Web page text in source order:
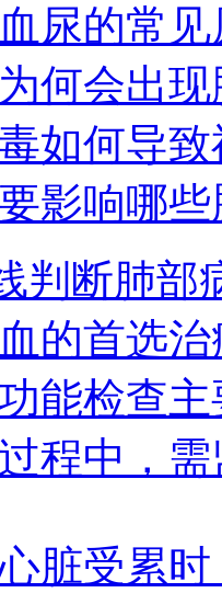
尿的常
何会出
如何导
影响哪
判断肺部
的首选
能检查
程中，
脏受累